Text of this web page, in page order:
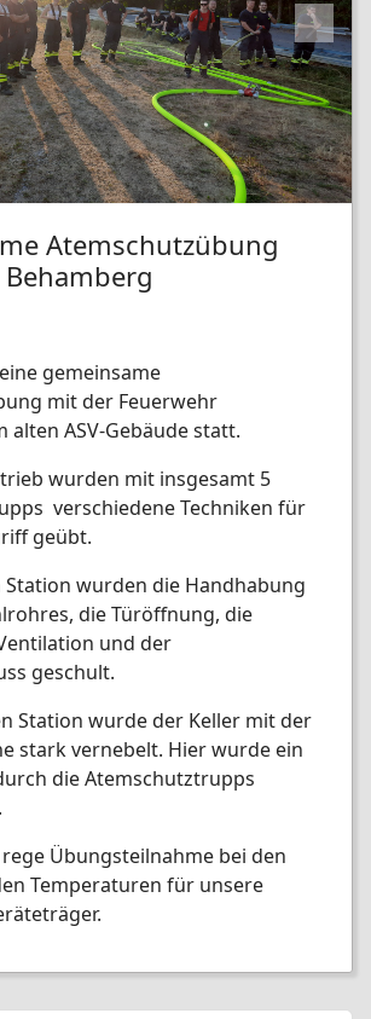
Next
Atemschutzübung
gemeinsame
mit der Feuerwehr
alten ASV-Gebäude statt.
wurden mit insgesamt 5
verschiedene Techniken für
geübt.
Station wurden die Handhabung
die Türöffnung, die
und der
geschult.
Station wurde der Keller mit der
stark vernebelt. Hier wurde ein
die Atemschutztrupps
Übungsteilnahme bei den
Temperaturen für unsere